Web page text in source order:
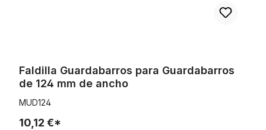
Faldilla Guardabarros para Guardabarros
de 124 mm de ancho
MUD124
10,12 €*